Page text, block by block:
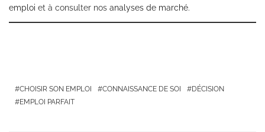
emploi et à consulter nos analyses de marché.
CHOISIR SON EMPLOI CONNAISSANCE DE SOI
DÉCISION
EMPLOI PARFAIT